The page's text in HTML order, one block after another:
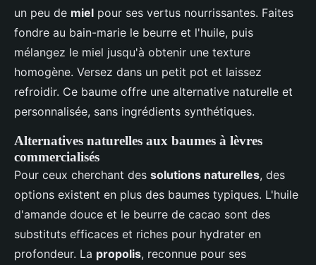
un peu de miel pour ses vertus nourrissantes. Faites
fondre au bain-marie le beurre et l'huile, puis
mélangez le miel jusqu'à obtenir une texture
homogène. Versez dans un petit pot et laissez
refroidir. Ce baume offre une alternative naturelle et
personnalisée, sans ingrédients synthétiques.
Alternatives naturelles aux baumes à lèvres
commercialisés
Pour ceux cherchant des solutions naturelles, des
options existent en plus des baumes typiques. L'huile
d'amande douce et le beurre de cacao sont des
substituts efficaces et riches pour hydrater en
profondeur. La propolis, reconnue pour ses